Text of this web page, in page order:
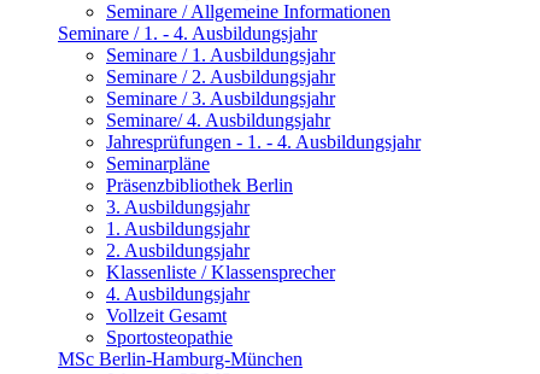
Seminare / Allgemeine Informationen
Seminare / 1. - 4. Ausbildungsjahr
Seminare / 1. Ausbildungsjahr
Seminare / 2. Ausbildungsjahr
Seminare / 3. Ausbildungsjahr
Seminare/ 4. Ausbildungsjahr
Jahresprüfungen - 1. - 4. Ausbildungsjahr
Seminarpläne
Präsenzbibliothek Berlin
3. Ausbildungsjahr
1. Ausbildungsjahr
2. Ausbildungsjahr
Klassenliste / Klassensprecher
4. Ausbildungsjahr
Vollzeit Gesamt
Sportosteopathie
MSc Berlin-Hamburg-München